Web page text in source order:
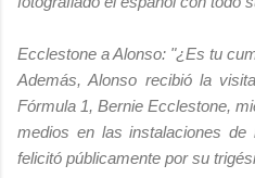
Ecclestone a Alonso: "¿Es tu
Además, Alonso recibió la
Fórmula 1, Bernie Ecclestone,
medios en las instalaciones de
felicitó públicamente por su